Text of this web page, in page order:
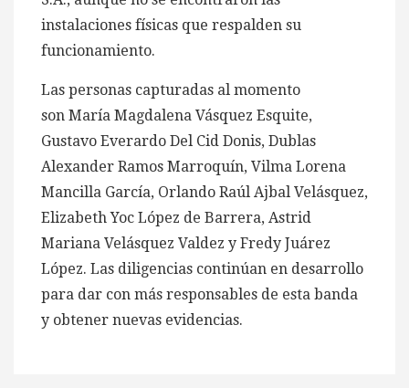
instalaciones físicas que respalden su
funcionamiento.
Las personas capturadas al momento
son María Magdalena Vásquez Esquite,
Gustavo Everardo Del Cid Donis, Dublas
Alexander Ramos Marroquín, Vilma Lorena
Mancilla García, Orlando Raúl Ajbal Velásquez,
Elizabeth Yoc López de Barrera, Astrid
Mariana Velásquez Valdez y Fredy Juárez
López. Las diligencias continúan en desarrollo
para dar con más responsables de esta banda
y obtener nuevas evidencias.